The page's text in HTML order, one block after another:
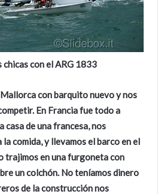
con el ARG 1833
con barquito nuevo y nos
En Francia fue todo a
casa de una francesa, nos
comida, y llevamos el barco en el
trajimos en una furgoneta con
un colchón. No teníamos dinero
de la construcción nos